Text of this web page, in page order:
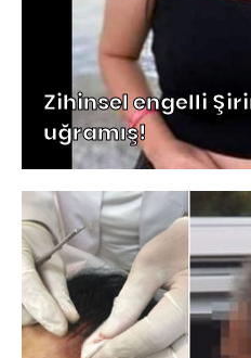
Zihinsel engelli
uğramış!